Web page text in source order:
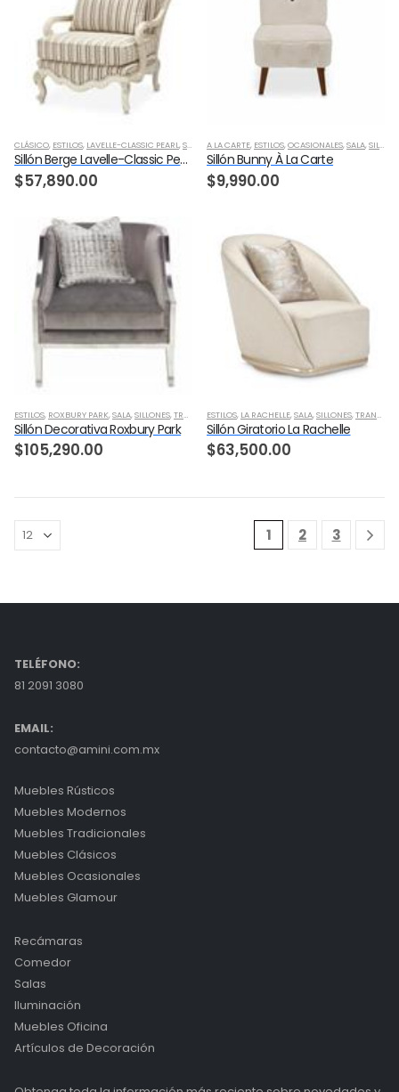
CLÁSICO, ESTILOS, LAVELLE-CLASSIC PEARL,SALA SILLONES
Sillón Berge Lavelle-Classic Pearl
$57,890.00
A LA CARTE, ESTILOS,OCASIONALES,SALA,SILLONES
Sillón Bunny À La Carte
$9,990.00
ESTILOS, ROXBURY PARK,SALA,SILLONES,TRANSICIONAL
Sillón Decorativa Roxbury Park
$105,290.00
ESTILOS, LA RACHELLE,SALA,SILLONES,TRANSICIONAL
Sillón Giratorio La Rachelle
$63,500.00
1 2 3
TELÉFONO:
81 2091 3080
EMAIL:
contacto@amini.com.mx
Muebles Rústicos
Muebles Modernos
Muebles Tradicionales
Muebles Clásicos
Muebles Ocasionales
Muebles Glamour
Recámaras
Comedor
Salas
Iluminación
Muebles Oficina
Artículos de Decoración